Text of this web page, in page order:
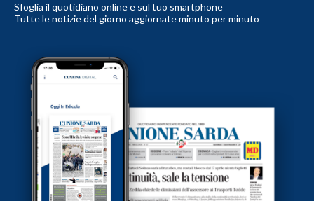
Sfoglia il quotidiano online e sul tuo smartphone
Tutte le notizie del giorno aggiornate minuto per minuto